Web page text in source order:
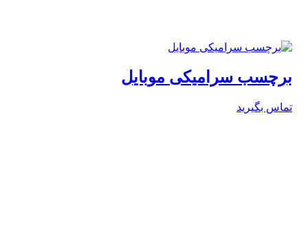
برچسب سرامیکی موبایل
تماس بگیرید